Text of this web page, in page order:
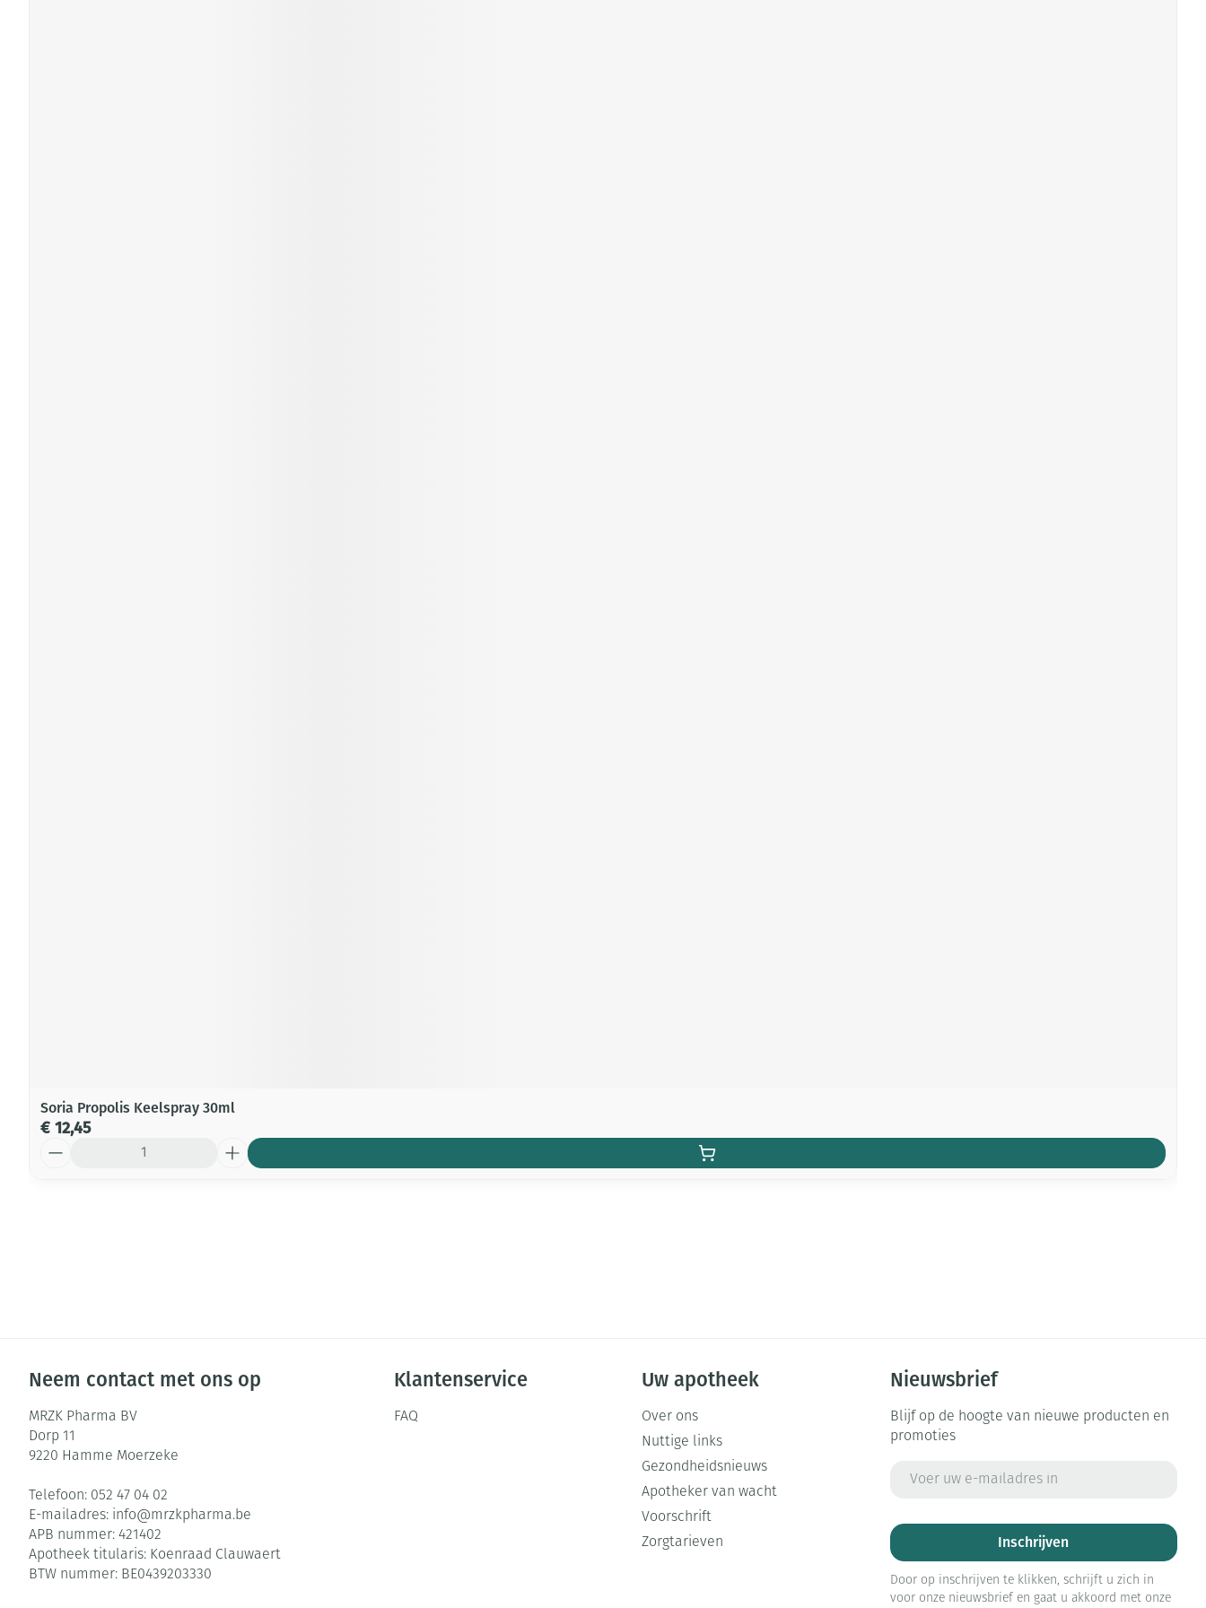
Soria Propolis Keelspray 30ml
€ 12,45
Neem contact met ons op
MRZK Pharma BV
Dorp 11
9220 Hamme Moerzeke
Telefoon: 052 47 04 02
E-mailadres: info@mrzkpharma.be
APB nummer: 421402
Apotheek titularis: Koenraad Clauwaert
BTW nummer: BE0439203330
Klantenservice
FAQ
Uw apotheek
Over ons
Nuttige links
Gezondheidsnieuws
Apotheker van wacht
Voorschrift
Zorgtarieven
Nieuwsbrief
Blijf op de hoogte van nieuwe producten en
promoties
Inschrijven
Door op inschrijven te klikken, schrijft u zich in
voor onze nieuwsbrief en gaat u akkoord met onze